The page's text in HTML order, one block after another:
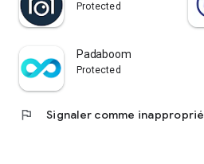
Protected
Padaboom
Protected
flag Signaler comme inapproprié